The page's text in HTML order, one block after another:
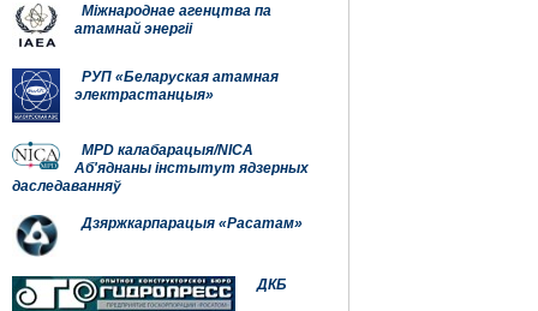
Міжнароднае агенцтва па
атамнай энергіі
РУП «Беларуская атамная
электрастанцыя»
MPD калабарацыя/NICA
Аб'яднаны інстытут ядзерных
даследаванняў
Дзяржкарпарацыя «Расатам»
ДКБ